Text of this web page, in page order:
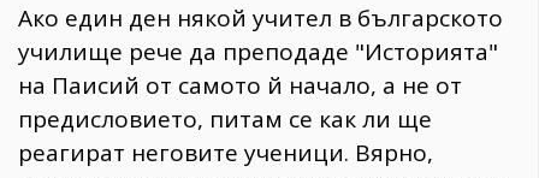
Ако един ден някой учител в българското
училище рече да преподаде "Историята"
на Паисий от самото й начало, а не от
предисловието, питам се как ли ще
реагират неговите ученици. Вярно,